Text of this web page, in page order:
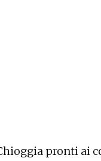
pronti ai